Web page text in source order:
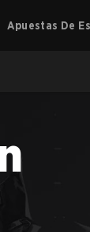
Apuestas De